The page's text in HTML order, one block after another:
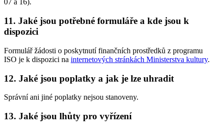
07 a 16).
11. Jaké jsou potřebné formuláře a kde jsou k
dispozici
Formulář žádosti o poskytnutí finančních prostředků z programu
ISO je k dispozici na internetových stránkách Ministerstva kultury.
12. Jaké jsou poplatky a jak je lze uhradit
Správní ani jiné poplatky nejsou stanoveny.
13. Jaké jsou lhůty pro vyřízení